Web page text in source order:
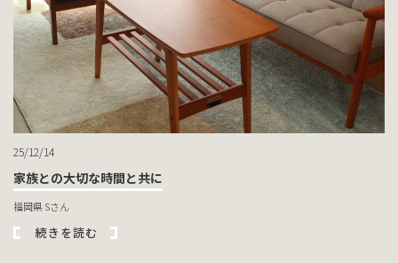
25/12/14
家族との大切な時間と共に
福岡県 Sさん
続きを読む